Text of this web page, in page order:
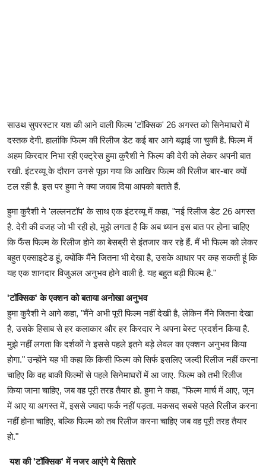
साउथ सुपरस्टार यश की आने वाली फिल्म 'टॉक्सिक' 26 अगस्त को सिनेमाघरों में
दस्तक देगी. हालांकि फिल्म की रिलीज डेट कई बार आगे बढ़ाई जा चुकी है. फिल्म में
अहम किरदार निभा रही एक्ट्रेस हुमा कुरैशी ने फिल्म की देरी को लेकर अपनी बात
रखी. इंटरव्यू के दौरान उनसे पूछा गया कि आखिर फिल्म की रिलीज बार-बार क्यों
टल रही है. इस पर हुमा ने क्या जवाब दिया आपको बताते हैं.
हुमा कुरैशी ने 'लल्लनटॉप' के साथ एक इंटरव्यू में कहा, "नई रिलीज डेट 26 अगस्त
है. देरी की वजह जो भी रही हो, मुझे लगता है कि अब ध्यान इस बात पर होना चाहिए
कि फैंस फिल्म के रिलीज होने का बेसब्री से इंतजार कर रहे हैं. मैं भी फिल्म को लेकर
बहुत एक्साइटेड हूं, क्योंकि मैंने जितना भी देखा है, उसके आधार पर कह सकती हूं कि
यह एक शानदार विजुअल अनुभव होने वाली है. यह बहुत बड़ी फिल्म है."
'टॉक्सिक' के एक्शन को बताया अनोखा अनुभव
हुमा कुरैशी ने आगे कहा, "मैंने अभी पूरी फिल्म नहीं देखी है, लेकिन मैंने जितना देखा
है, उसके हिसाब से हर कलाकार और हर किरदार ने अपना बेस्ट प्रदर्शन किया है.
मुझे नहीं लगता कि दर्शकों ने इससे पहले इतने बड़े लेवल का एक्शन अनुभव किया
होगा." उन्होंने यह भी कहा कि किसी फिल्म को सिर्फ इसलिए जल्दी रिलीज नहीं करना
चाहिए कि वह बाकी फिल्मों से पहले सिनेमाघरों में आ जाए. फिल्म को तभी रिलीज
किया जाना चाहिए, जब वह पूरी तरह तैयार हो. हुमा ने कहा, "फिल्म मार्च में आए, जून
में आए या अगस्त में, इससे ज्यादा फर्क नहीं पड़ता. मकसद सबसे पहले रिलीज करना
नहीं होना चाहिए, बल्कि फिल्म को तब रिलीज करना चाहिए जब वह पूरी तरह तैयार
हो."
यश की 'टॉक्सिक' में नजर आएंगे ये सितारे